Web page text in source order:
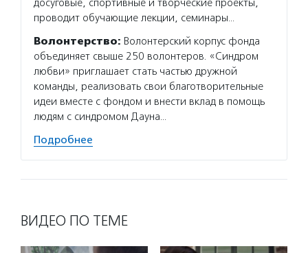
досуговые, спортивные и творческие проекты,
проводит обучающие лекции, семинары…
Волонтерство: Волонтерский корпус фонда
объединяет свыше 250 волонтеров. «Синдром
любви» приглашает стать частью дружной
команды, реализовать свои благотворительные
идеи вместе с фондом и внести вклад в помощь
людям с синдромом Дауна…
Подробнее
ВИДЕО ПО ТЕМЕ